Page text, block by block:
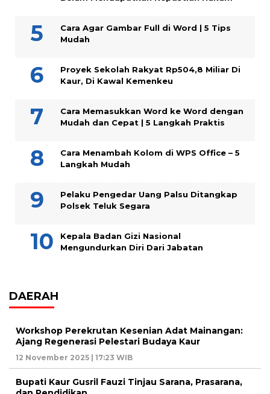
Cara Agar Gambar Full di Word | 5 Tips
Mudah
Proyek Sekolah Rakyat Rp504,8 Miliar Di
Kaur, Di Kawal Kemenkeu
Cara Memasukkan Word ke Word dengan
Mudah dan Cepat | 5 Langkah Praktis
Cara Menambah Kolom di WPS Office – 5
Langkah Mudah
Pelaku Pengedar Uang Palsu Ditangkap
Polsek Teluk Segara
Kepala Badan Gizi Nasional
Mengundurkan Diri Dari Jabatan
DAERAH
Workshop Perekrutan Kesenian Adat Mainangan:
Ajang Regenerasi Pelestari Budaya Kaur
12 November 2025 | 17:23 WIB
Bupati Kaur Gusril Fauzi Tinjau Sarana, Prasarana,